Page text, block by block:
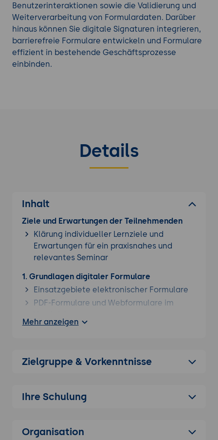
Benutzerinteraktionen sowie die Validierung und
Weiterverarbeitung von Formulardaten. Darüber
hinaus können Sie digitale Signaturen integrieren,
barrierefreie Formulare entwickeln und Formulare
effizient in bestehende Geschäftsprozesse
einbinden.
Details
Inhalt
Ziele und Erwartungen der Teilnehmenden
Klärung individueller Lernziele und
Erwartungen für ein praxisnahes und
relevantes Seminar
1. Grundlagen digitaler Formulare
Einsatzgebiete elektronischer Formulare
PDF-Formulare und Webformulare im
Vorteile, Grenzen und typische
Benutzerfreundlichkeit und Formularlogik
Auswertungen
Mehr anzeigen
Zielgruppe & Vorkenntnisse
Ihre Schulung
Organisation